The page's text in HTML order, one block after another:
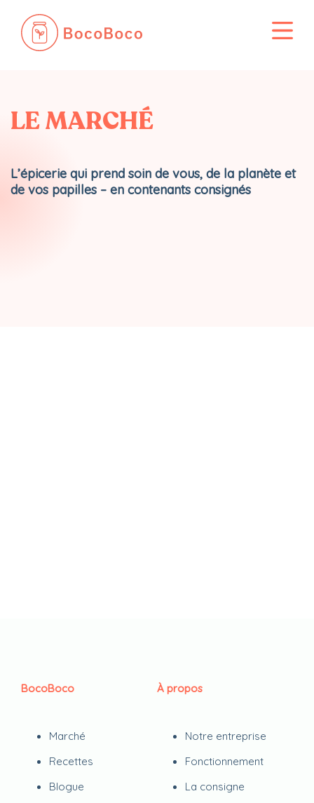
contenu
LE MARCHÉ
L’épicerie qui prend soin de vous, de la planète et
de vos papilles – en contenants consignés
BocoBoco
Marché
Recettes
Blogue
À propos
Notre entreprise
Fonctionnement
La consigne